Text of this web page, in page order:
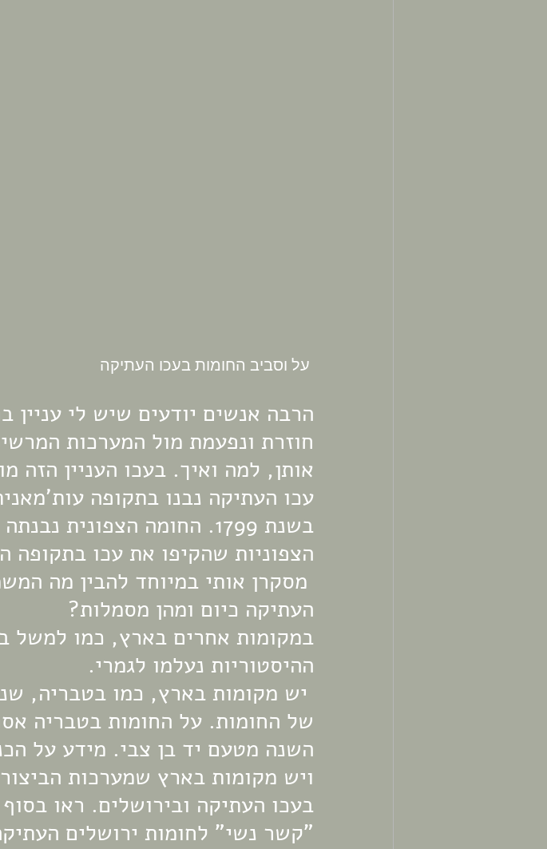
הרבה אנשים יודעים שיש לי עניין
חוזרת ונפעמת מול המערכות
אותן, למה ואיך. בעכו העניין הזה
עכו העתיקה נבנו בתקופה
בשנת 1799. החומה הצפונית
הצפוניות שהקיפו את עכו בתקופה
מסקרן אותי במיוחד להבין מה
העתיקה כיום ומהן מסמלות?
במקומות אחרים בארץ, כמו למשל
ההיסטוריות נעלמו לגמרי.
יש מקומות בארץ, כמו בטבריה,
השנה מטעם יד בן צבי. מידע על
ויש מקומות בארץ שמערכות
בעכו העתיקה ובירושלים. ראו
"קשר נשי" לחומות ירושלים